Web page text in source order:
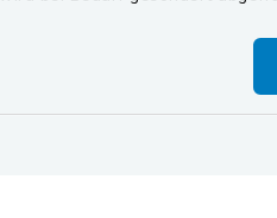
Bitte vereinbaren